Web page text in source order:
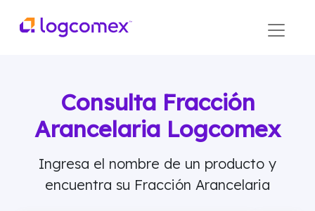
Consulta Fracción
Arancelaria Logcomex
Ingresa el nombre de un producto y
encuentra su Fracción Arancelaria